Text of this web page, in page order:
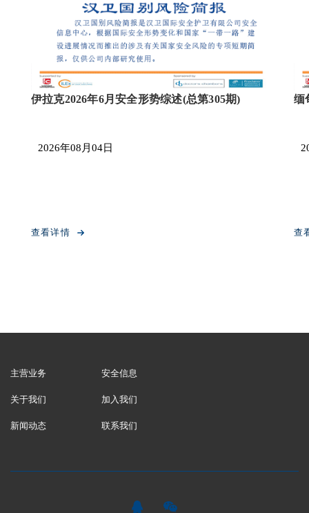
伊拉克2026年6月安全形势综述(总第305期)
2026年08月04日
查看详情
缅
查
主营业务
关于我们
新闻动态
安全信息
加入我们
联系我们